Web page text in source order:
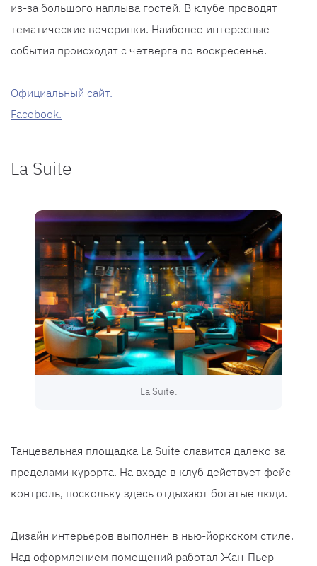
из-за большого наплыва гостей. В клубе проводят
тематические вечеринки. Наиболее интересные
события происходят с четверга по воскресенье.
Официальный сайт.
Facebook.
La Suite
La Suite.
Танцевальная площадка La Suite славится далеко за
пределами курорта. На входе в клуб действует фейс-
контроль, поскольку здесь отдыхают богатые люди.
Дизайн интерьеров выполнен в нью-йоркском стиле.
Над оформлением помещений работал Жан-Пьер